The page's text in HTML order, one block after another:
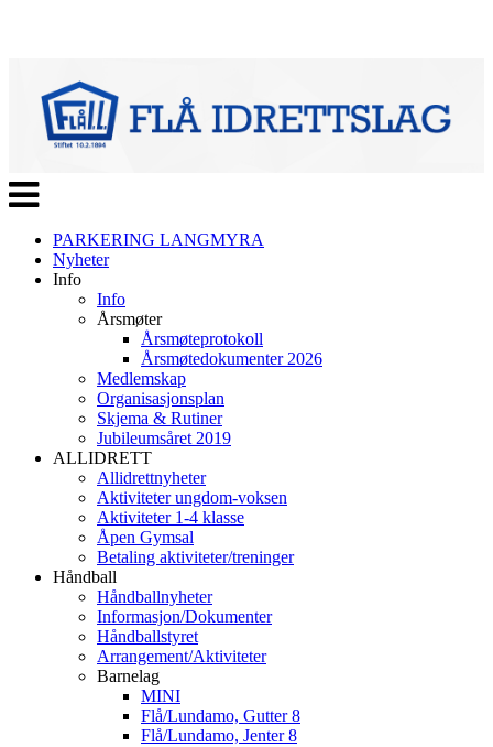
Veksle
navigasjon
PARKERING LANGMYRA
Nyheter
Info
Info
Årsmøter
Årsmøteprotokoll
Årsmøtedokumenter 2026
Medlemskap
Organisasjonsplan
Skjema & Rutiner
Jubileumsåret 2019
ALLIDRETT
Allidrettnyheter
Aktiviteter ungdom-voksen
Aktiviteter 1-4 klasse
Åpen Gymsal
Betaling aktiviteter/treninger
Håndball
Håndballnyheter
Informasjon/Dokumenter
Håndballstyret
Arrangement/Aktiviteter
Barnelag
MINI
Flå/Lundamo, Gutter 8
Flå/Lundamo, Jenter 8